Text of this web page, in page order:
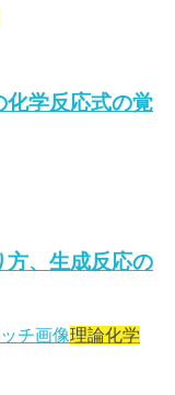
化学反応式の覚
方、生成反応の
理論化学